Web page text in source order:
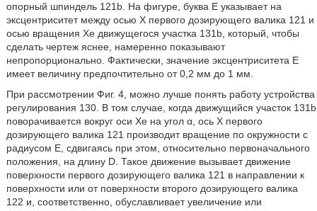
опорный шпиндель 121b. На фигуре, буква Е указывает на
эксцентриситет между осью Х первого дозирующего валика 121 и
осью вращения Хе движущегося участка 131b, который, чтобы
сделать чертеж яснее, намеренно показывают
непропорционально. Фактически, значение эксцентриситета Е
имеет величину предпочтительно от 0,2 мм до 1 мм.
При рассмотрении Фиг. 4, можно лучше понять работу устройства
регулирования 130. В том случае, когда движущийся участок 131b
поворачивается вокруг оси Хе на угол α, ось Х первого
дозирующего валика 121 производит вращение по окружности с
радиусом E, сдвигаясь при этом, относительно первоначального
положения, на длину D. Такое движение вызывает движение
поверхности первого дозирующего валика 121 в направлении к
поверхности или от поверхности второго дозирующего валика
122 и, соответственно, обуславливает увеличение или